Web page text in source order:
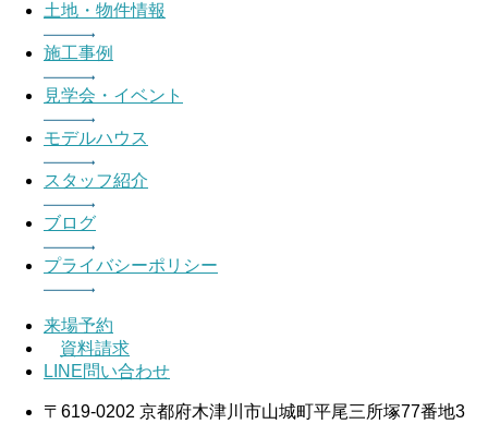
土地・物件情報
施工事例
見学会・イベント
モデルハウス
スタッフ紹介
ブログ
プライバシーポリシー
来場予約
資料請求
LINE問い合わせ
〒619-0202 京都府木津川市山城町平尾三所塚77番地3